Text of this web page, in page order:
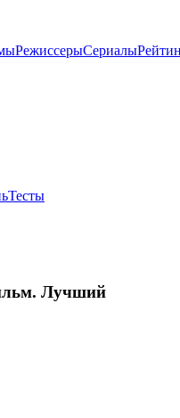
РежиссерыСериалы
Тесты
Лучший